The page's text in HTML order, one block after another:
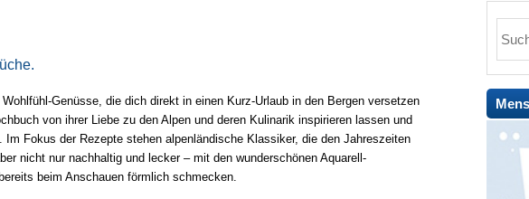
Genüsse, die dich direkt in einen Kurz-Urlaub in den Bergen versetzen
von ihrer Liebe zu den Alpen und deren Kulinarik inspirieren lassen und
Fokus der Rezepte stehen alpenländische Klassiker, die den Jahreszeiten
nicht nur nachhaltig und lecker – mit den wunderschönen Aquarell-
beim Anschauen förmlich schmecken.